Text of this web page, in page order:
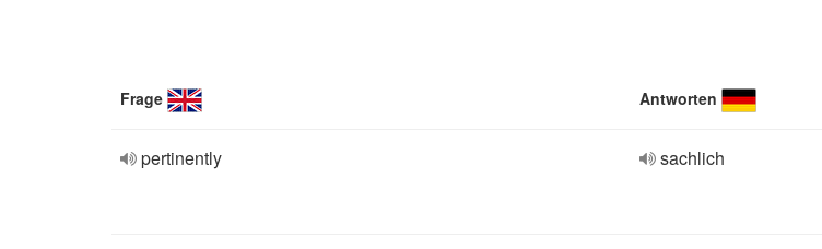
Frage Antworten
pertinently sachlich